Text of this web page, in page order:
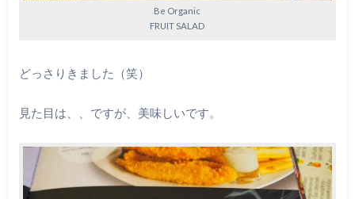
Be Organic
FRUIT SALAD
どっさりきました（笑）
見た目は、、ですが、美味しいです。